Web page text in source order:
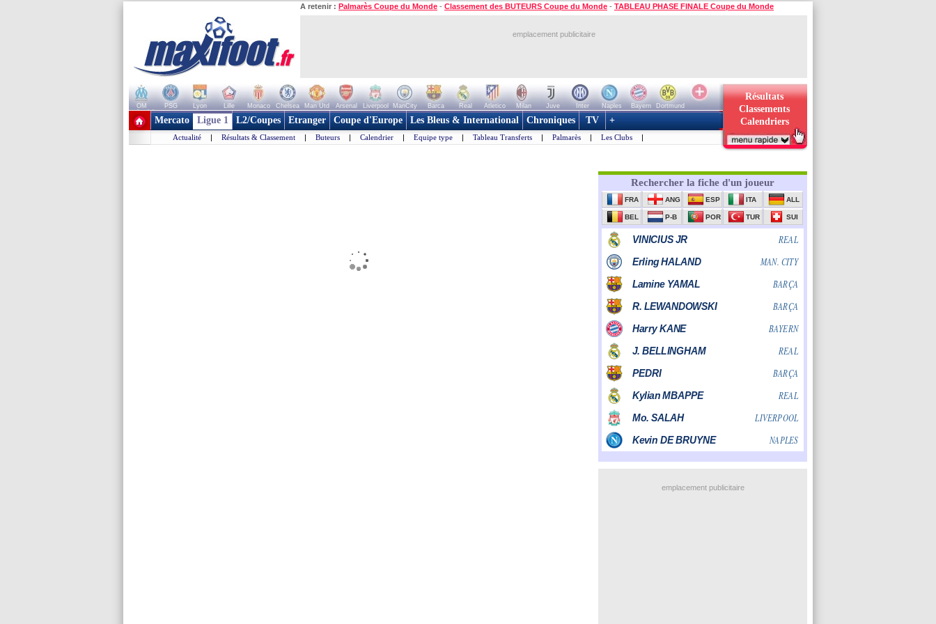
A retenir : Palmarès Coupe du Monde - Classement des BUTEURS Coupe du Monde - TABLEAU PHASE FINALE Coupe du Monde
emplacement publicitaire
OM PSG Lyon Lille Monaco Chelsea Man Utd Arsenal Liverpool ManCity Barca Real Atletico Milan Juve Inter Naples Bayern
Dortmund
+ de clubs
Résultats
Classements
Calendriers
Mercato Ligue 1 L2/Coupes Etranger Coupe d'Europe Les Bleus & International Chroniques TV +
Actualité | Résultats & Classement | Buteurs | Calendrier | Equipe type | Tableau Transferts | Palmarès | Les Clubs |
emplacement publicitaire